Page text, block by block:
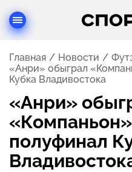
Главная Новости
«Анри» обыграл
Кубка Владивостока
«Анри»
полуфинал